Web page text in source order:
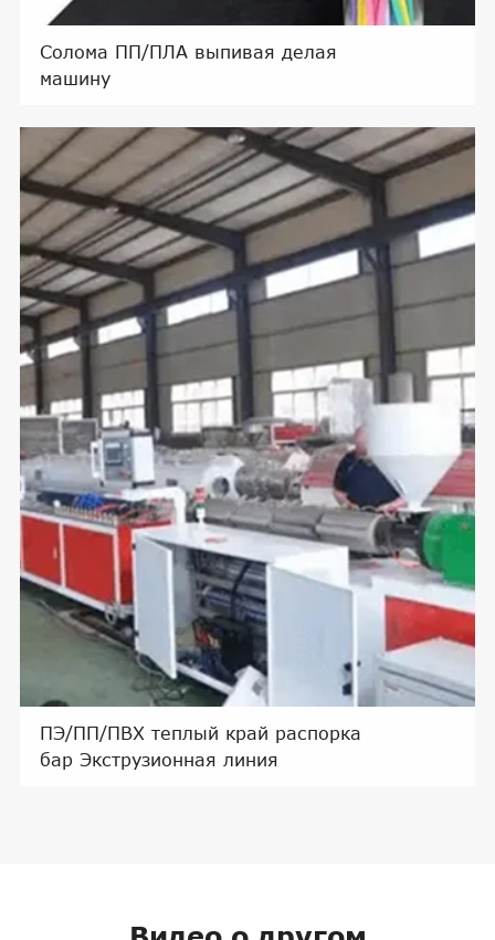
Солома ПП/ПЛА выпивая делая
машину
ПЭ/ПП/ПВХ теплый край распорка
бар Экструзионная линия